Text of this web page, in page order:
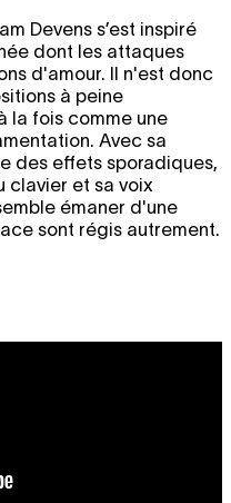
Devens s’est inspiré
dont les attaques
d'amour. Il n'est donc
à peine
la fois comme une
Avec sa
des effets sporadiques,
clavier et sa voix
émaner d'une
sont régis autrement.